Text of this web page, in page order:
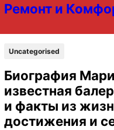
Ремонт и
Uncategorised
Биография
известная
и факты из
достижения и